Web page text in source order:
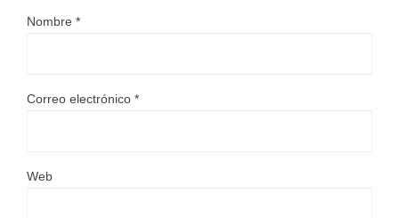
Nombre *
Correo electrónico *
Web